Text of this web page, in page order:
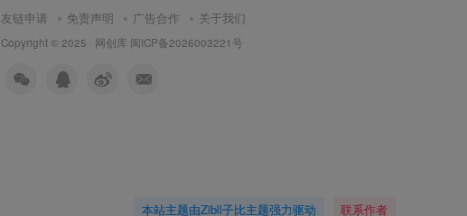
友链申请 免责声明 广告合作 关于我们
Copyright © 2025 · 网创库 闽ICP备2026003221号
本站主题由Zibll子比主题强力驱动 联系作者